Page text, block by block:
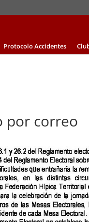
Protocolo Accidentes
por correo